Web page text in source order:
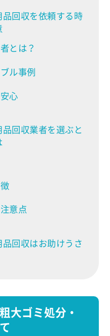
回収を依頼する時
とは？
ル事例
心
回収業者を選ぶと
意点
回収はお助けうさ
大ゴミ処分・